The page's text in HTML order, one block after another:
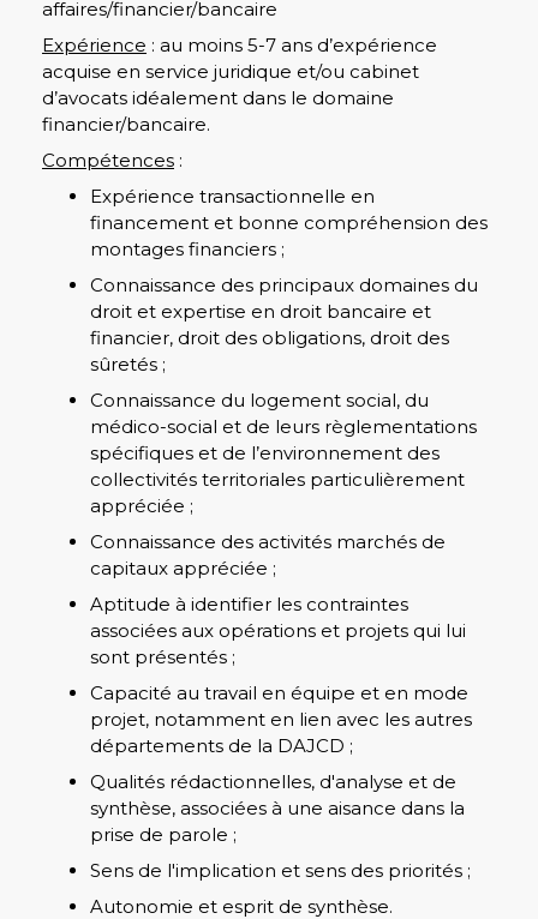
affaires/financier/bancaire
Expérience : au moins 5-7 ans d’expérience
acquise en service juridique et/ou cabinet
d’avocats idéalement dans le domaine
financier/bancaire.
Compétences :
Expérience transactionnelle en
financement et bonne compréhension des
montages financiers ;
Connaissance des principaux domaines du
droit et expertise en droit bancaire et
financier, droit des obligations, droit des
sûretés ;
Connaissance du logement social, du
médico-social et de leurs règlementations
spécifiques et de l’environnement des
collectivités territoriales particulièrement
appréciée ;
Connaissance des activités marchés de
capitaux appréciée ;
Aptitude à identifier les contraintes
associées aux opérations et projets qui lui
sont présentés ;
Capacité au travail en équipe et en mode
projet, notamment en lien avec les autres
départements de la DAJCD ;
Qualités rédactionnelles, d'analyse et de
synthèse, associées à une aisance dans la
prise de parole ;
Sens de l'implication et sens des priorités ;
Autonomie et esprit de synthèse.